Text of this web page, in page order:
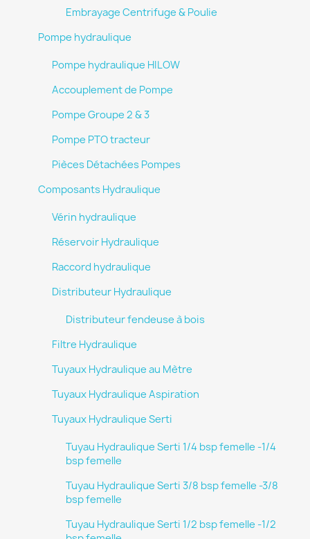
Embrayage Centrifuge & Poulie
Pompe hydraulique
Pompe hydraulique HILOW
Accouplement de Pompe
Pompe Groupe 2 & 3
Pompe PTO tracteur
Pièces Détachées Pompes
Composants Hydraulique
Vérin hydraulique
Réservoir Hydraulique
Raccord hydraulique
Distributeur Hydraulique
Distributeur fendeuse à bois
Filtre Hydraulique
Tuyaux Hydraulique au Mètre
Tuyaux Hydraulique Aspiration
Tuyaux Hydraulique Serti
Tuyau Hydraulique Serti 1/4 bsp femelle -1/4
bsp femelle
Tuyau Hydraulique Serti 3/8 bsp femelle -3/8
bsp femelle
Tuyau Hydraulique Serti 1/2 bsp femelle -1/2
Sign in
wish list.
Cancel